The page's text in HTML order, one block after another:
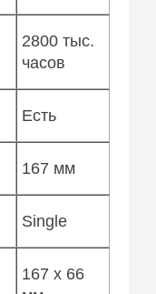
2800 тыс.
часов
Есть
167 мм
Single
167 x 66